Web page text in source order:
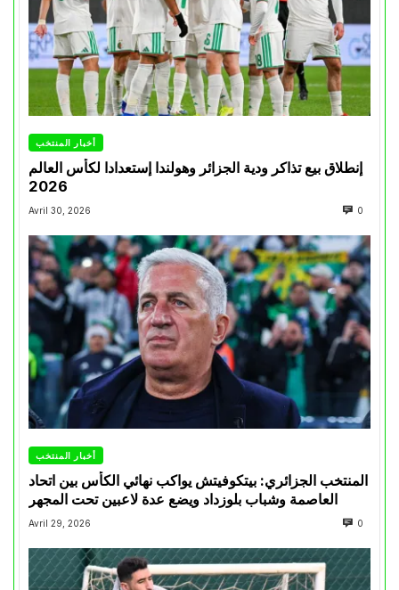
أخبار المنتخب
إنطلاق بيع تذاكر ودية الجزائر وهولندا إستعدادا لكأس العالم
2026
Avril 30, 2026 0
أخبار المنتخب
المنتخب الجزائري: بيتكوفيتش يواكب نهائي الكأس بين اتحاد
العاصمة وشباب بلوزداد ويضع عدة لاعبين تحت المجهر
Avril 29, 2026 0